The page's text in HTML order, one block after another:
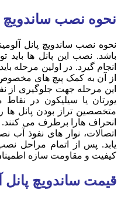
نحوه نصب ساندویچ
نحوه نصب ساندویچ پانل
باشد. نصب این پانل ها باید
انجام گیرد.‌ در اولین مرحله
از آن به کمک پیچ های
این مرحله جهت جلوگیری از
یورتان یا سیلیکون در
متخصصین تراز بودن پانل
انحراف هارا برطرف می
اتصالات، نوار های نفوذ
یابد. پس از اتمام مراحل
کیفیت و مقاومت سازه
قیمت ساندویچ پانل